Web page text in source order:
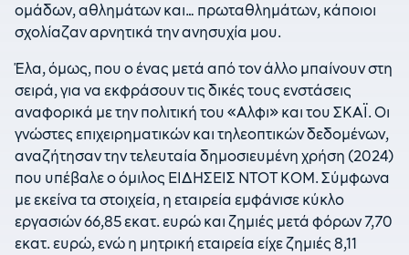
ομάδων, αθλημάτων και… πρωταθλημάτων, κάποιοι
σχολίαζαν αρνητικά την ανησυχία μου.
Έλα, όμως, που ο ένας μετά από τον άλλο μπαίνουν στη
σειρά, για να εκφράσουν τις δικές τους ενστάσεις
αναφορικά με την πολιτική του «Αλφι» και του ΣΚΑΪ. Οι
γνώστες επιχειρηματικών και τηλεοπτικών δεδομένων,
αναζήτησαν την τελευταία δημοσιευμένη χρήση (2024)
που υπέβαλε ο όμιλος ΕΙΔΗΣΕΙΣ ΝΤΟΤ ΚΟΜ. Σύμφωνα
με εκείνα τα στοιχεία, η εταιρεία εμφάνισε κύκλο
εργασιών 66,85 εκατ. ευρώ και ζημιές μετά φόρων 7,70
εκατ. ευρώ, ενώ η μητρική εταιρεία είχε ζημιές 8,11